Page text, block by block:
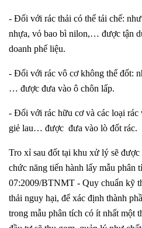
- Đối với rác thải có thể tái chế:
nhựa, vỏ bao bì nilon,… được tận
doanh phế liệu.
- Đối với rác vô cơ không thể đốt:
… được đưa vào ô chôn lấp.
- Đối với rác hữu cơ và các loại rác
giẻ lau… được đưa vào lò đốt rác.
Tro xỉ sau đốt tại khu xử lý sẽ
chức năng tiến hành lấy mẫu phân
07:2009/BTNMT - Quy chuẩn kỹ
thải nguy hại, để xác định thành
trong mẫu phân tích có ít nhất một